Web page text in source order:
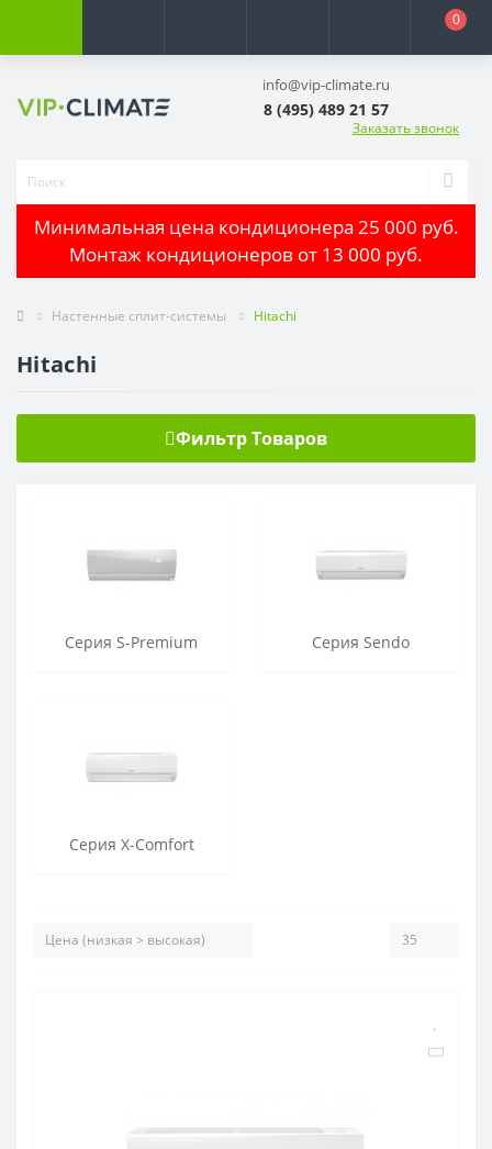
0
info@vip-climate.ru
8 (495) 489 21 57
Заказать звонок
Минимальная цена кондиционера 25 000 руб.
Монтаж кондиционеров от 13 000 руб.
Настенные сплит-системы Hitachi
Hitachi
Фильтр Товаров
Серия S-Premium Серия Sendo
Серия X-Comfort